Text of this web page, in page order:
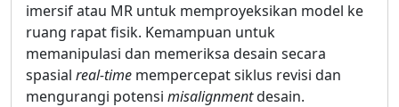
imersif atau MR untuk memproyeksikan model ke
ruang rapat fisik. Kemampuan untuk
memanipulasi dan memeriksa desain secara
spasial real-time mempercepat siklus revisi dan
mengurangi potensi misalignmentdesain.